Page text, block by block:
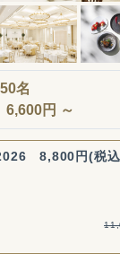
名
6,600円 ～
8,800円(税